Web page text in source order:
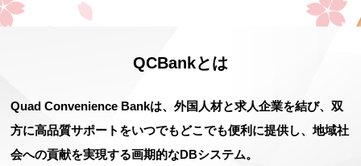
QCBankとは
Quad Convenience Bankは、外国人材と求人企業を結び、双
方に高品質サポートをいつでもどこでも便利に提供し、地域社
会への貢献を実現する画期的なDBシステム。